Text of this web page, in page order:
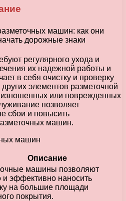
регулярного ухода и
их надежной работы и
в себя очистку и проверку
элементов разметочной
или поврежденных
позволяет
сбои и повысить
машин.
машин
Описание
машины позволяют
и эффективно наносить
на большие площади
покрытия.